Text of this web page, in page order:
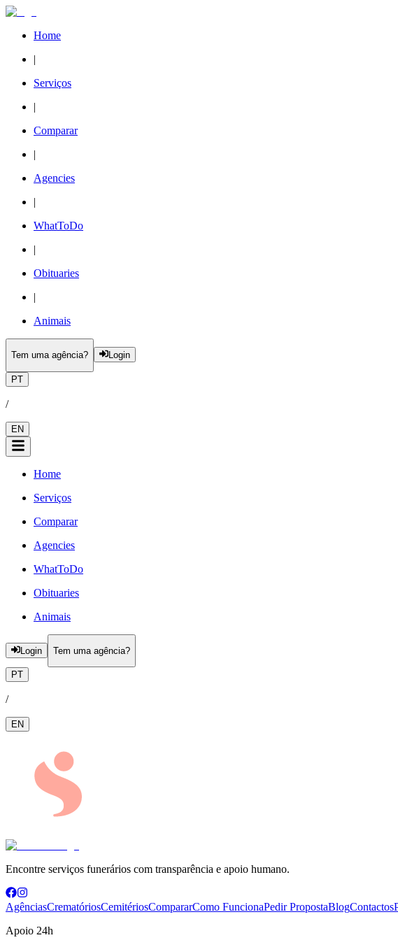
Home
|
Serviços
|
Comparar
|
Agencies
|
WhatToDo
|
Obituaries
|
Animais
Tem uma agência? Login
PT
/
EN
Home
Serviços
Comparar
Agencies
WhatToDo
Obituaries
Animais
Login Tem uma agência?
PT
/
EN
Encontre serviços funerários com transparência e apoio humano.
AgênciasCrematóriosCemitériosCompararComo FuncionaPedir PropostaBlogContactos
Apoio 24h